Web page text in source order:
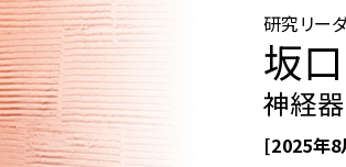
研究リー
坂
神経器
[2025年8